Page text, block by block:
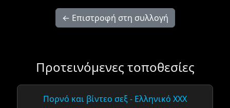
← Επιστροφή στη συλλογή
Προτεινόμενες τοποθεσίες
Πορνό και βίντεο σεξ - Ελληνικό XXX